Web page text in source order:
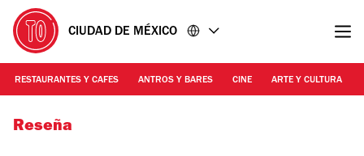
CIUDAD DE MÉXICO
RESTAURANTES Y CAFES ANTROS Y BARES CINE ARTE Y CULTURA
Foto: Alejandra Carbajal
Reseña